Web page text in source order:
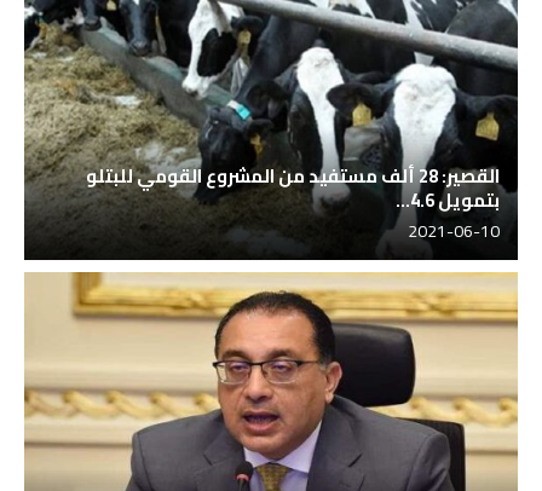
القصير: 28 ألف مستفيد من المشروع القومي للبتلو
بتمويل 4.6...
2021-06-10